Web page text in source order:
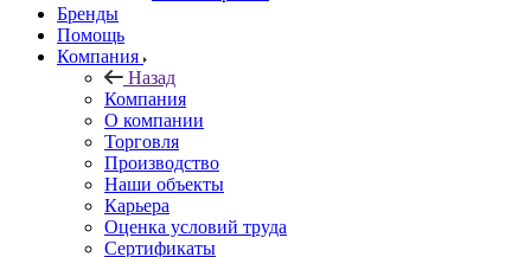
Бренды
Помощь
Компания
Назад
Компания
О компании
Торговля
Производство
Наши объекты
Карьера
Оценка условий труда
Сертификаты